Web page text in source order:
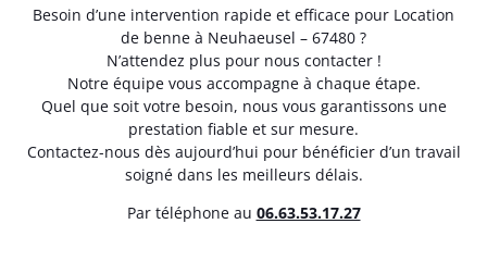
Besoin d’une intervention rapide et efficace pour Location
de benne à Neuhaeusel – 67480 ?
N’attendez plus pour nous contacter !
Notre équipe vous accompagne à chaque étape.
Quel que soit votre besoin, nous vous garantissons une
prestation fiable et sur mesure.
Contactez-nous dès aujourd’hui pour bénéficier d’un travail
soigné dans les meilleurs délais.
Par téléphone au 06.63.53.17.27